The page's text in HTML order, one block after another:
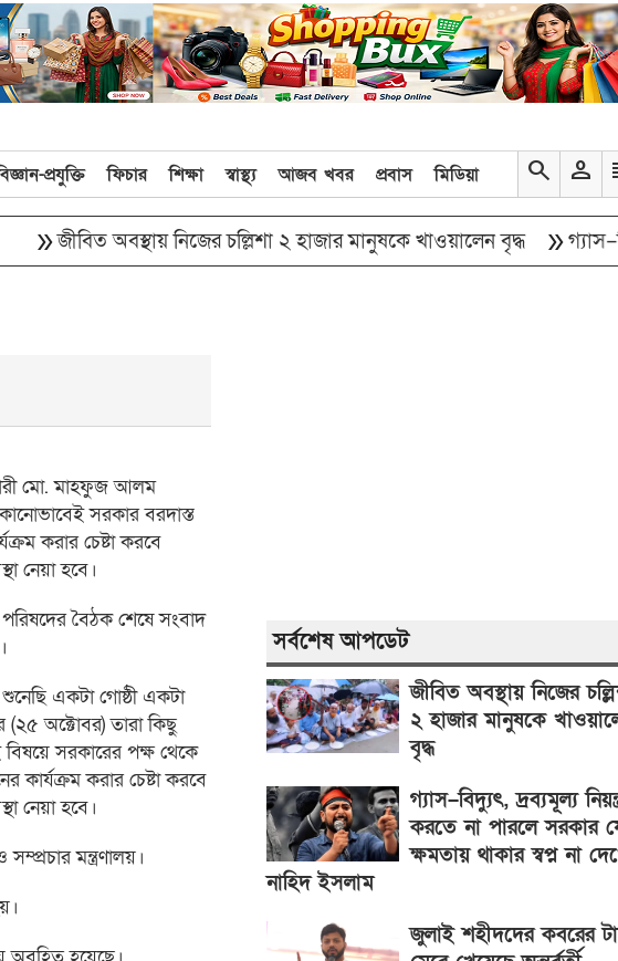
প্রযুক্তি ফিচার শিক্ষা স্বাস্থ্য আজব খবর প্রবাস মিডিয়া search person
জীবিত অবস্থায় নিজের চল্লিশা ২ হাজার মানুষকে খাওয়ালেন বৃদ্ধ double_arrowগ্যাস–বিদ্যুৎ,
মো. মাহফুজ আলম
সরকার বরদাস্ত
করার চেষ্টা করবে
নেয়া হবে।
পরিষদের বৈঠক শেষে সংবাদ
একটা গোষ্ঠী একটা
(২৫ অক্টোবর) তারা কিছু
সরকারের পক্ষ থেকে
কার্যক্রম করার চেষ্টা করবে
নেয়া হবে।
মন্ত্রণালয়।
সর্বশেষ আপডেট
জীবিত অবস্থায় নিজের
২ হাজার মানুষকে
বৃদ্ধ
গ্যাস–বিদ্যুৎ, দ্রব্যমূল্য
করতে না পারলে সরকার
ক্ষমতায় থাকার স্বপ্ন না
নাহিদ ইসলাম
জুলাই শহীদদের কবরের